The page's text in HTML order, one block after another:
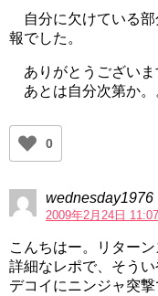
自分に欠けている部
報でした。
ありがとうございま
あとは自分次第か。
0
wednesday1976
2009年2月24日
こんちはー。リター
詳細なレポで、そう
デコイにニンジャ突撃